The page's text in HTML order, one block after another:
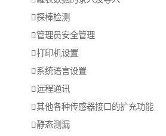
探棒检测
管理员安全管理
打印机设置
系统语言设置
远程通讯
其他各种传感器接口的扩充功能
静态测漏